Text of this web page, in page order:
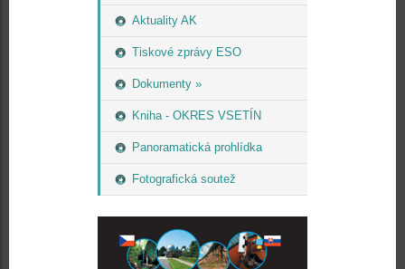
Aktuality AK
Tiskové zprávy ESO
Dokumenty »
Kniha - OKRES VSETÍN
Panoramatická prohlídka
Fotografická soutež